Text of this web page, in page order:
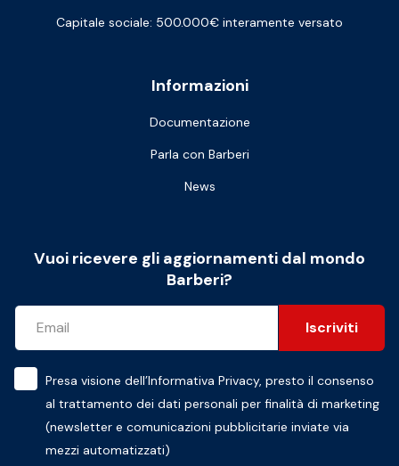
Informazioni
Documentazione
Parla con Barberi
News
Capitale sociale: 500.000€ interamente versato
Vuoi ricevere gli aggiornamenti dal mondo
Barberi?
Iscriviti
Presa visione dell’Informativa Privacy, presto il consenso
al trattamento dei dati personali per finalità di marketing
(newsletter e comunicazioni pubblicitarie inviate via
mezzi automatizzati)